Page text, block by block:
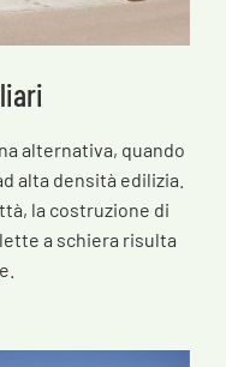
alternativa, quando
alta densità edilizia.
la costruzione di
a schiera risulta